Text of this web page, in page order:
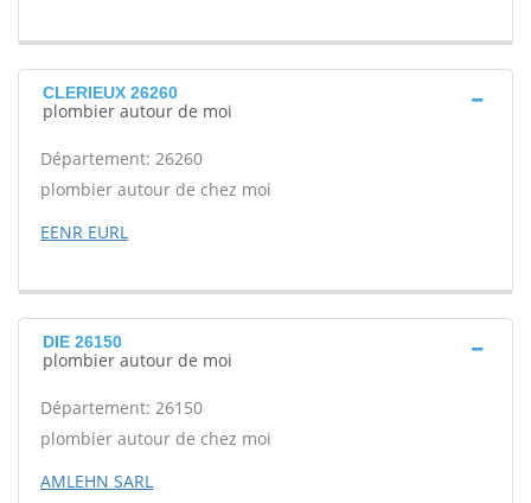
CLERIEUX 26260
plombier autour de moi
Département: 26260
plombier autour de chez moi
EENR EURL
DIE 26150
plombier autour de moi
Département: 26150
plombier autour de chez moi
AMLEHN SARL